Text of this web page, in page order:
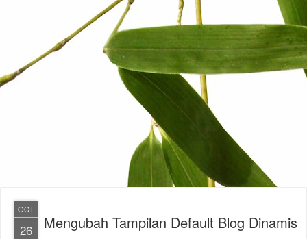
OCT
26 Mengubah Tampilan Default Blog Dinamis